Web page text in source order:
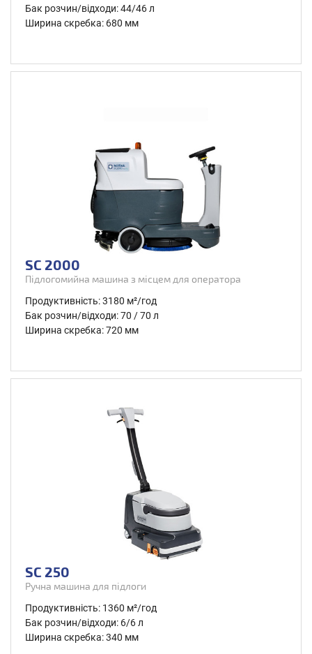
Бак розчин/відходи: 44/46 л
Ширина скребка: 680 мм
SC 2000
Підлогомийна машина з місцем для оператора
Продуктивність: 3180 м²/год
Бак розчин/відходи: 70 / 70 л
Ширина скребка: 720 мм
SC 250
Ручна машина для підлоги
Продуктивність: 1360 м²/год
Бак розчин/відходи: 6/6 л
Ширина скребка: 340 мм